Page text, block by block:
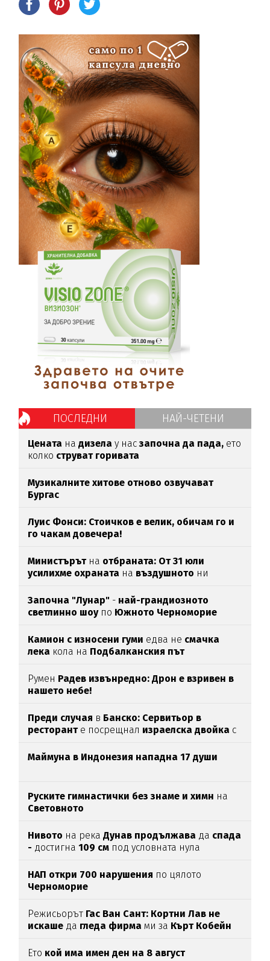
ПОСЛЕДНИ НАЙ-ЧЕТЕНИ
Цената надизела у насзапочна да пада, ето
колко струват горивата
Музикалните хитове отново озвучават
Бургас
Луис Фонси: Стоичков е велик, обичам го и
го чакам довечера!
Министърътна отбраната: От 31 юли
усилихме охраната на въздушното ни
Започна "Лунар" - най-грандиозното
светлинно шоупо Южното Черноморие
Камион с износени гуми едва нe смачка
лека кола на Подбалканския път
Румен Радев извънредно: Дрон е взривен в
нашето небе!
Преди случая в Банско: Сервитьор в
ресторант е посрещнал израелска двойка с
Маймуна в Индонезия нападна 17 души
Руските гимнастички без знаме и химн на
Световното
Нивото на рекаДунав продължава да спада
- достигна109 см под условната нула
НАП откри 700 нарушения по цялото
Черноморие
Режисьорът Гас Ван Сант: Кортни Лав не
искаше да гледа фирма ми за Кърт Кобейн
Ето кой има имен ден на 8 август